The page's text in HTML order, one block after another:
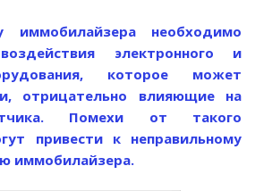
необходимо
электронного и
которое может
отрицательно влияющие на
Помехи от такого
привести к неправильному
иммобилайзера.